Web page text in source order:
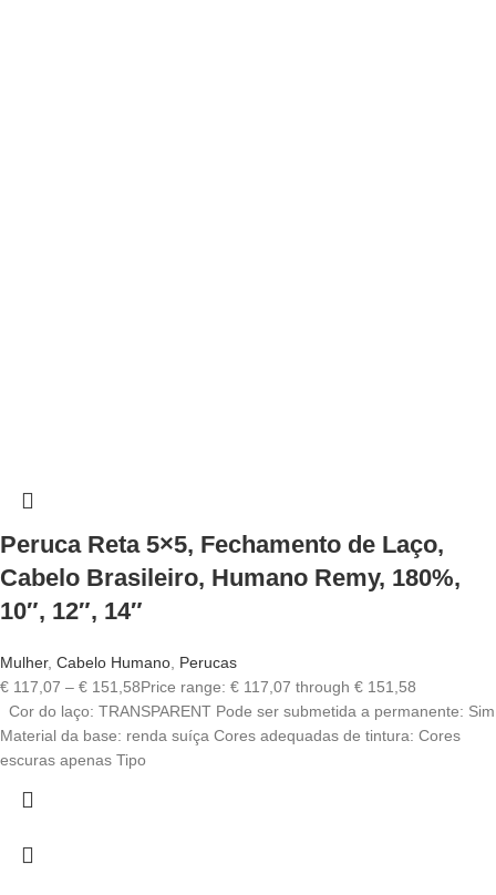
Peruca Reta 5×5, Fechamento de Laço,
Cabelo Brasileiro, Humano Remy, 180%,
10″, 12″, 14″
Mulher, Cabelo Humano Perucas
€ 117,07 – € 151,58Price range: € 117,07 through € 151,58
Cor do laço: TRANSPARENT Pode ser submetida a permanente: Sim
Material da base: renda suíça Cores adequadas de tintura: Cores
escuras apenas Tipo